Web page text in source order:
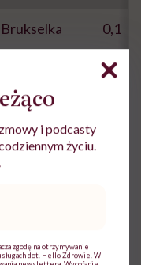
Brukselka 0,1
Kalafior
Pomarańcze
i podcasty
życiu.
zgodę na otrzymywanie
dot. Hello Zdrowie. W